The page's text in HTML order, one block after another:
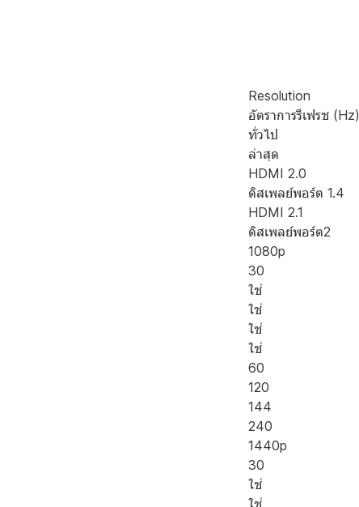
Resolution
อัตราการรีเฟรช (Hz)
ทั่วไป
ล่าสุด
HDMI 2.0
ดิสเพลย์พอร์ต 1.4
HDMI 2.1
ดิสเพลย์พอร์ต2
1080p
30
ใช่
ใช่
ใช่
ใช่
60
120
144
240
1440p
30
ใช่
ใช่